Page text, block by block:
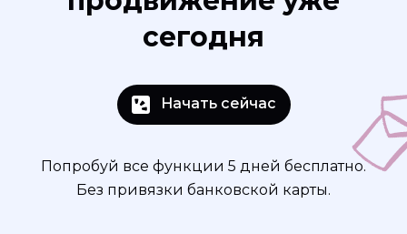
сегодня
Начать сейчас
Попробуй все функции 5 дней бесплатно.
Без привязки банковской карты.